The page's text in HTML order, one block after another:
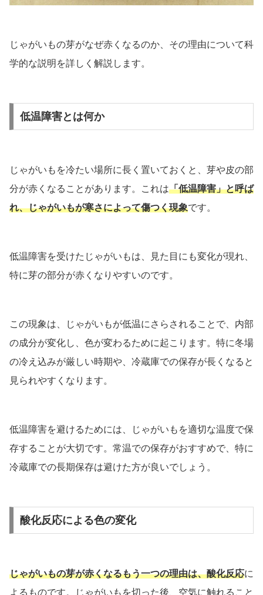
じゃがいもの芽がなぜ赤くなるのか、その理由について科
学的な説明を詳しく解説します。
低温障害とは何か
じゃがいもを冷たい場所に長く置いておくと、芽や皮の部
分が赤くなることがあります。これは「低温障害」と呼ば
れ、じゃがいもが寒さによって傷つく現象です。
低温障害を受けたじゃがいもは、見た目にも変化が現れ、
特に芽の部分が赤くなりやすいのです。
この現象は、じゃがいもが低温にさらされることで、内部
の成分が変化し、色が変わるために起こります。特に冬場
の冷え込みが厳しい時期や、冷蔵庫での保存が長くなると
見られやすくなります。
低温障害を避けるためには、じゃがいもを適切な温度で保
存することが大切です。常温での保存がおすすめで、特に
冷蔵庫での長期保存は避けた方が良いでしょう。
酸化反応による色の変化
じゃがいもの芽が赤くなるもう一つの理由は、酸化反応に
よるものです。じゃがいもを切った後、空気に触れること